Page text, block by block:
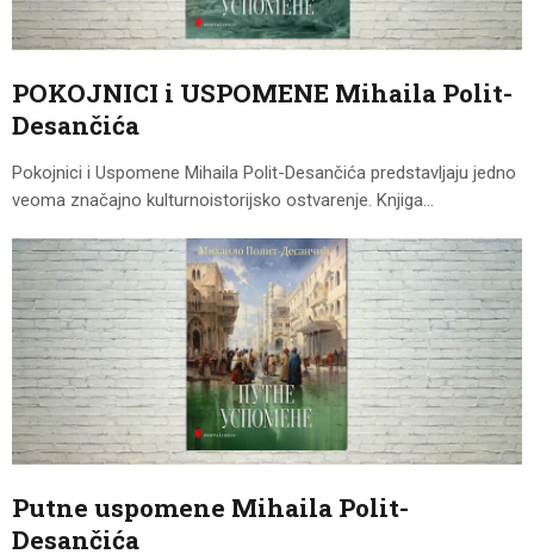
CENOVNIK
PISMO
POKOJNICI i USPOMENE Mihaila Polit-
Desančića
Pokojnici i Uspomene Mihaila Polit-Desančića predstavljaju jedno
veoma značajno kulturnoistorijsko ostvarenje. Knjiga…
Putne uspomene Mihaila Polit-
Desančića